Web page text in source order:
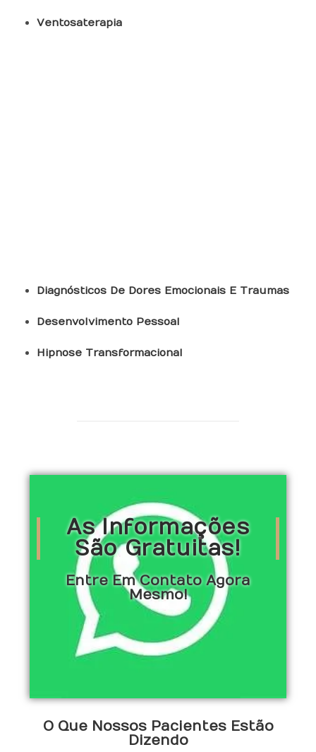
Ventosaterapia
Diagnósticos De Dores Emocionais E Traumas
Desenvolvimento Pessoal
Hipnose Transformacional
As Informações
São Gratuitas!
Entre Em Contato Agora
Mesmo!
O Que Nossos Pacientes Estão
Dizendo